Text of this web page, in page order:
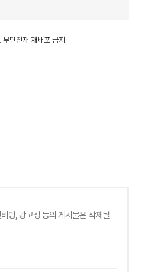
단전재·재배포 금지